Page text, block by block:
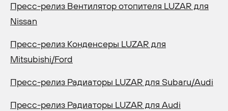
Пресс-релиз Вентилятор отопителя LUZAR для
Nissan
Пресс-релиз Конденсеры LUZAR для
Mitsubishi/Ford
Пресс-релиз Радиаторы LUZAR для Subaru/Audi
Пресс-релиз Радиаторы LUZAR для Audi